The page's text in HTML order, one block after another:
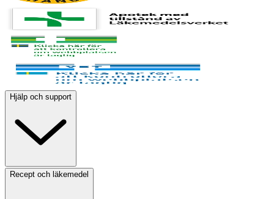
Hjälp och support
Recept och läkemedel